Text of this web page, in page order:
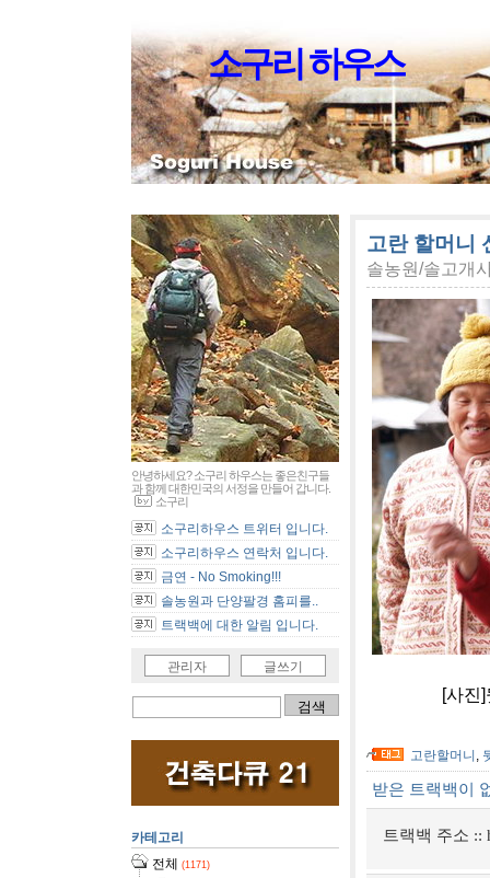
소구리 하우스
고란 할머니
솔농원/솔고개
[사진]뒷집
고란할머니 ,
받은 트랙백이
트랙백 주소 ::
안녕하세요? 소구리 하우스는 좋은친구들
과 함께 대한민국의 서정을 만들어 갑니다.
소구리
소구리하우스 트위터 입니다.
소구리하우스 연락처 입니다.
금연 - No Smoking!!!
솔농원과 단양팔경 홈피를..
트랙백에 대한 알림 입니다.
관리자 글쓰기
카테고리
전체 (1171)